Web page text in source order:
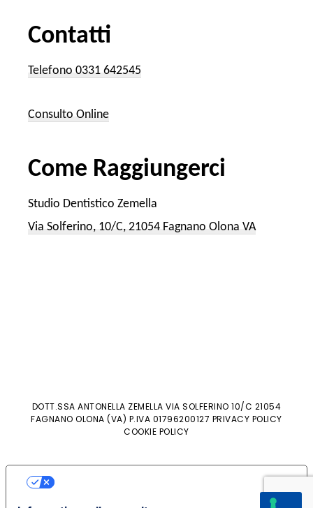
Contatti
Telefono 0331 642545
Consulto Online
Come Raggiungerci
Studio Dentistico Zemella
Via Solferino, 10/C, 21054 Fagnano Olona VA
DOTT.SSA ANTONELLA ZEMELLA VIA SOLFERINO 10/C 21054
FAGNANO OLONA (VA) P.IVA 01796200127 PRIVACY POLICY
COOKIE POLICY
LE TUE PREFERENZE RELATIVE ALLA